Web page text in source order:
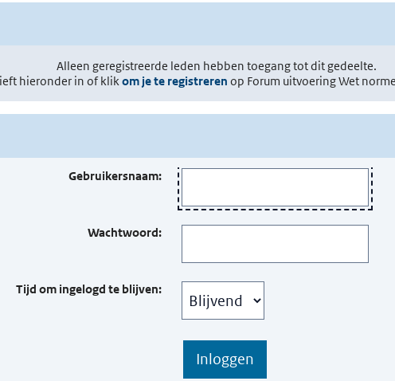
Alleen geregistreerde leden hebben toegang tot dit gedeelte.
hieronder in of klik om je te registreren op Forum uitvoering Wet
Gebruikersnaam:
Wachtwoord:
Tijd om ingelogd te blijven: